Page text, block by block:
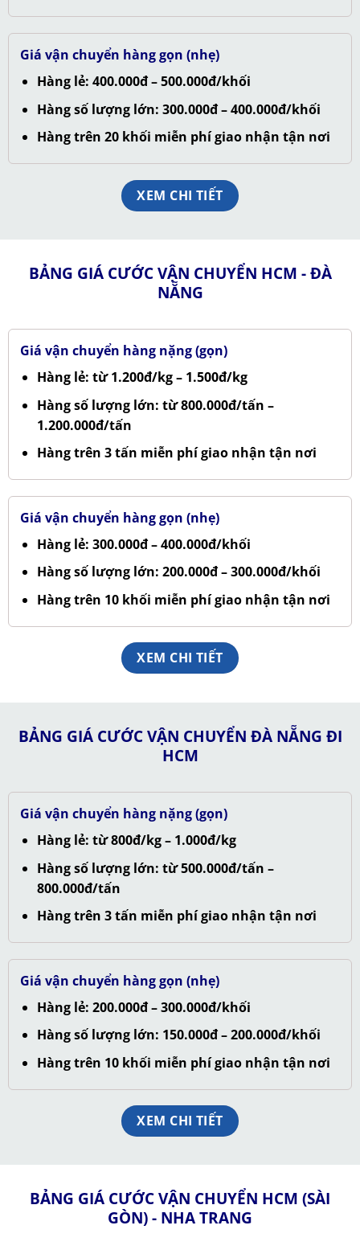
Giá vận chuyển hàng gọn (nhẹ)
Hàng lẻ: 400.000đ – 500.000đ/khối
Hàng số lượng lớn: 300.000đ – 400.000đ/khối
Hàng trên 20 khối miễn phí giao nhận tận nơi
XEM CHI TIẾT
BẢNG GIÁ CƯỚC VẬN CHUYỂN HCM - ĐÀ
NẴNG
Giá vận chuyển hàng nặng (gọn)
Hàng lẻ: từ 1.200đ/kg – 1.500đ/kg
Hàng số lượng lớn: từ 800.000đ/tấn –
1.200.000đ/tấn
Hàng trên 3 tấn miễn phí giao nhận tận nơi
Giá vận chuyển hàng gọn (nhẹ)
Hàng lẻ: 300.000đ – 400.000đ/khối
Hàng số lượng lớn: 200.000đ – 300.000đ/khối
Hàng trên 10 khối miễn phí giao nhận tận nơi
XEM CHI TIẾT
BẢNG GIÁ CƯỚC VẬN CHUYỂN ĐÀ NẴNG ĐI
HCM
Giá vận chuyển hàng nặng (gọn)
Hàng lẻ: từ 800đ/kg – 1.000đ/kg
Hàng số lượng lớn: từ 500.000đ/tấn –
800.000đ/tấn
Hàng trên 3 tấn miễn phí giao nhận tận nơi
Giá vận chuyển hàng gọn (nhẹ)
Hàng lẻ: 200.000đ – 300.000đ/khối
Hàng số lượng lớn: 150.000đ – 200.000đ/khối
Hàng trên 10 khối miễn phí giao nhận tận nơi
XEM CHI TIẾT
BẢNG GIÁ CƯỚC VẬN CHUYỂN HCM (SÀI
GÒN) - NHA TRANG